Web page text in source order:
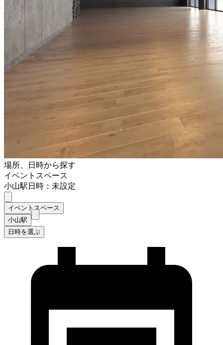
場所、日時から探す
イベントスペース
小山駅日時：未設定
イベントスペース
小山駅
日時を選ぶ